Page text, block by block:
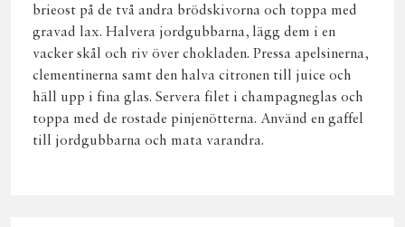
brieost på de två andra brödskivorna och toppa med
gravad lax. Halvera jordgubbarna, lägg dem i en
vacker skål och riv över chokladen. Pressa apelsinerna,
clementinerna samt den halva citronen till juice och
häll upp i fina glas. Servera filet i champagneglas och
toppa med de rostade pinjenötterna. Använd en gaffel
till jordgubbarna och mata varandra.